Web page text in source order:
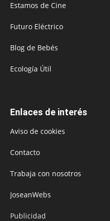
Estamos de Cine
Futuro Eléctrico
Blog de Bebés
Ecología Útil
Enlaces de interés
Aviso de cookies
Contacto
Trabaja con nosotros
JoseanWebs
Publicidad